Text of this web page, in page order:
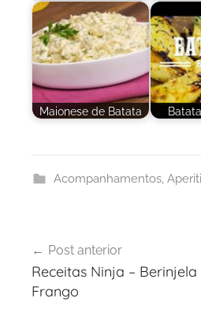
Maionese de Batata
Acompanhamentos,
de
Post
Post anterior
Receitas Ninja –
Frango